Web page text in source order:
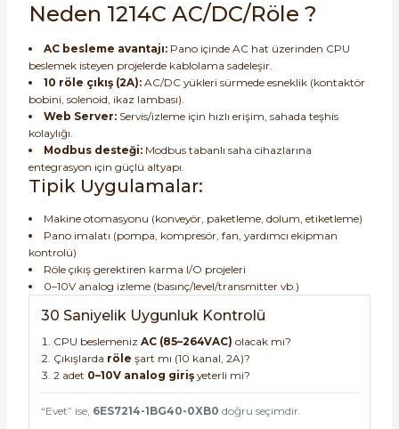
Neden 1214C AC/DC/Röle ?
AC besleme avantajı:Pano içinde AC hat üzerinden CPU
beslemek isteyen projelerde kablolama sadeleşir.
10 röle çıkış (2A):AC/DC yükleri sürmede esneklik (kontaktör
bobini, solenoid, ikaz lambası).
Web Server:Servis/izleme için hızlı erişim, sahada teşhis
kolaylığı.
Modbus desteği:Modbus tabanlı saha cihazlarına
entegrasyon için güçlü altyapı.
Tipik Uygulamalar:
Makine otomasyonu (konveyör, paketleme, dolum, etiketleme)
Pano imalatı (pompa, kompresör, fan, yardımcı ekipman
kontrolü)
Röle çıkış gerektiren karma I/O projeleri
0–10V analog izleme (basınç/level/transmitter vb.)
30 Saniyelik Uygunluk Kontrolü
CPU beslemeniz AC (85–264VAC) olacak mı?
Çıkışlarda röle şart mı (10 kanal, 2A)?
2 adet 0–10V analog girişyeterli mi?
“Evet” ise, 6ES7214-1BG40-0XB0 doğru seçimdir.